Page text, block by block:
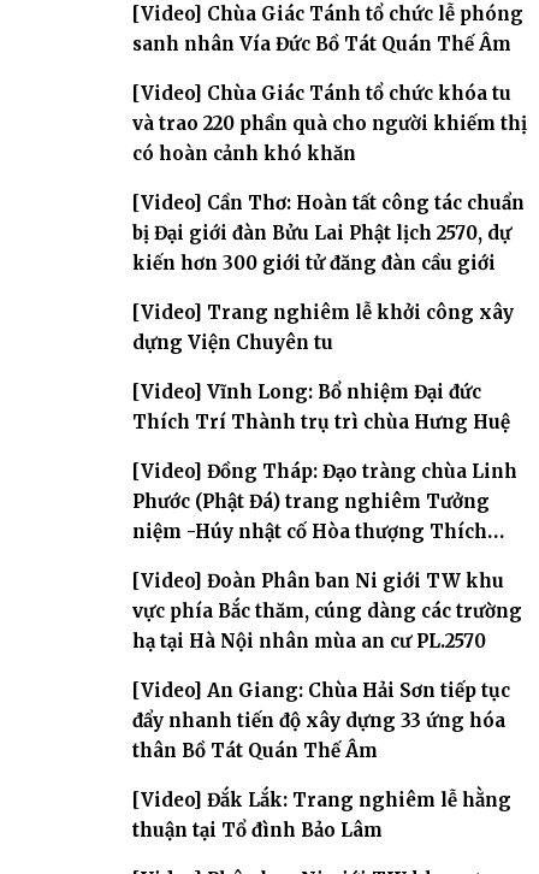
[Video] Chùa Giác Tánh tổ chức lễ phóng
sanh nhân Vía Đức Bồ Tát Quán Thế Âm
[Video] Chùa Giác Tánh tổ chức khóa tu
và trao 220 phần quà cho người khiếm thị
có hoàn cảnh khó khăn
[Video] Cần Thơ: Hoàn tất công tác chuẩn
bị Đại giới đàn Bửu Lai Phật lịch 2570, dự
kiến hơn 300 giới tử đăng đàn cầu giới
[Video] Trang nghiêm lễ khởi công xây
dựng Viện Chuyên tu
[Video] Vĩnh Long: Bổ nhiệm Đại đức
Thích Trí Thành trụ trì chùa Hưng Huệ
[Video] Đồng Tháp: Đạo tràng chùa Linh
Phước (Phật Đá) trang nghiêm Tưởng
niệm -Húy nhật cố Hòa thượng Thích
[Video] Đoàn Phân ban Ni giới TW khu
vực phía Bắc thăm, cúng dàng các trường
hạ tại Hà Nội nhân mùa an cư PL.2570
[Video] An Giang: Chùa Hải Sơn tiếp tục
đẩy nhanh tiến độ xây dựng 33 ứng hóa
thân Bồ Tát Quán Thế Âm
[Video] Đắk Lắk: Trang nghiêm lễ hằng
thuận tại Tổ đình Bảo Lâm